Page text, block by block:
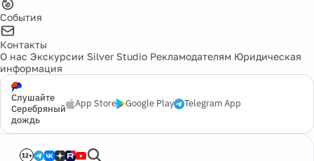
События
Контакты
О нас Экскурсии Silver Studio Рекламодателям Юридическая
информация
Слушайте
Серебряный
дождь
App Store Google Play Telegram App
12+